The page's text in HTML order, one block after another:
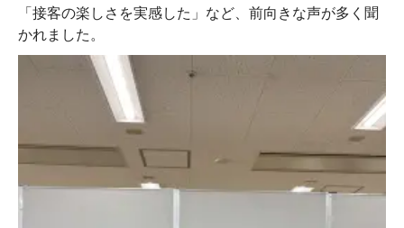
「接客の楽しさを実感した」など、前向きな声が多く聞
かれました。